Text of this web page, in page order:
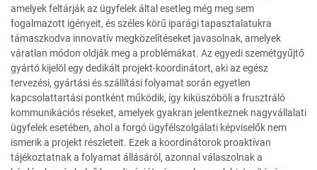
amelyek feltárják az ügyfelek által esetleg még meg sem
fogalmazott igényeit, és széles körű iparági tapasztalatukra
támaszkodva innovatív megközelítéseket javasolnak, amelyek
váratlan módon oldják meg a problémákat. Az egyedi szemétgyűjtő
gyártó kijelöl egy dedikált projekt-koordinátort, aki az egész
tervezési, gyártási és szállítási folyamat során egyetlen
kapcsolattartási pontként működik, így kiküszöböli a frusztráló
kommunikációs réseket, amelyek gyakran jelentkeznek nagyvállalati
ügyfelek esetében, ahol a forgó ügyfélszolgálati képviselők nem
ismerik a projekt részleteit. Ezek a koordinátorok proaktívan
tájékoztatnak a folyamat állásáról, azonnal válaszolnak a